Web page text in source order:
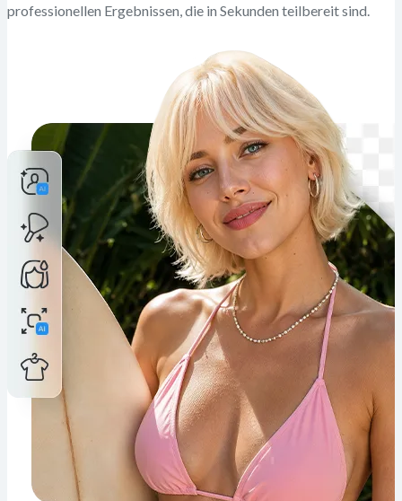
professionellen Ergebnissen, die in Sekunden teilbereit sind.